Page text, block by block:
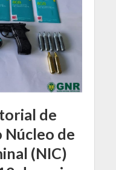
de
Núcleo de
(NIC)